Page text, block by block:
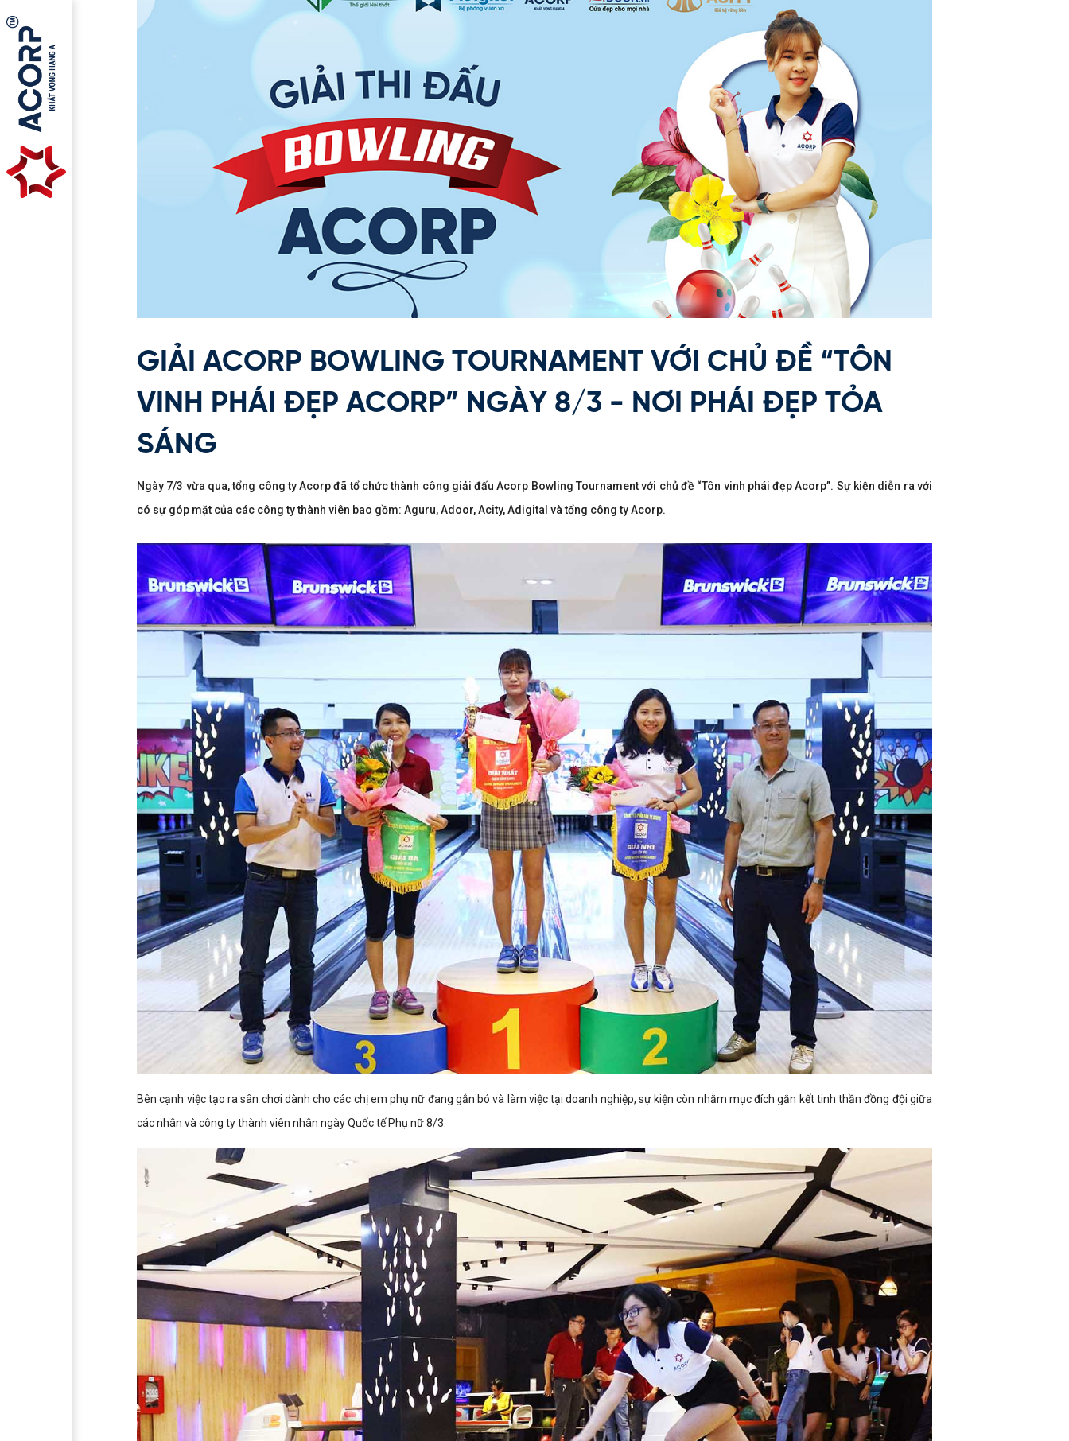
GIẢI ACORP BOWLING TOURNAMENT VỚI CHỦ ĐỀ “TÔN
VINH PHÁI ĐẸP ACORP” NGÀY 8/3 - NƠI PHÁI ĐẸP TỎA
SÁNG
Ngày 7/3 vừa qua, tổng công ty Acorp đã tổ chức thành công giải đấu Acorp Bowling Tournament với chủ đề “Tôn vinh phái đẹp Acorp”. Sự kiện diễn ra với
có sự góp mặt của các công ty thành viên bao gồm: Aguru, Adoor, Acity, Adigital và tổng công ty Acorp.
Bên cạnh việc tạo ra sân chơi dành cho các chị em phụ nữ đang gắn bó và làm việc tại doanh nghiệp, sự kiện còn nhằm mục đích gắn kết tinh thần đồng đội giữa
các nhân và công ty thành viên nhân ngày Quốc tế Phụ nữ 8/3.